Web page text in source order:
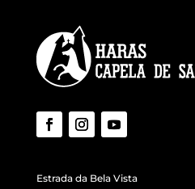
Estrada da Bela Vista